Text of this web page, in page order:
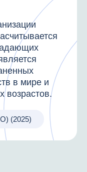
в мире и
возрастов.
(2025)